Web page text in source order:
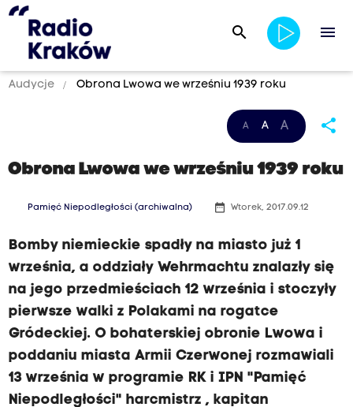
search menu
Audycje Obrona Lwowa we wrześniu 1939 roku
A A A share
Obrona Lwowa we wrześniu 1939 roku
Pamięć Niepodległości (archiwalna) date_range Wtorek, 2017.09.12
Bomby niemieckie spadły na miasto już 1
września, a oddziały Wehrmachtu znalazły się
na jego przedmieściach 12 września i stoczyły
pierwsze walki z Polakami na rogatce
Gródeckiej. O bohaterskiej obronie Lwowa i
poddaniu miasta Armii Czerwonej rozmawiali
13 września w programie RK i IPN "Pamięć
Niepodległości" harcmistrz , kapitan